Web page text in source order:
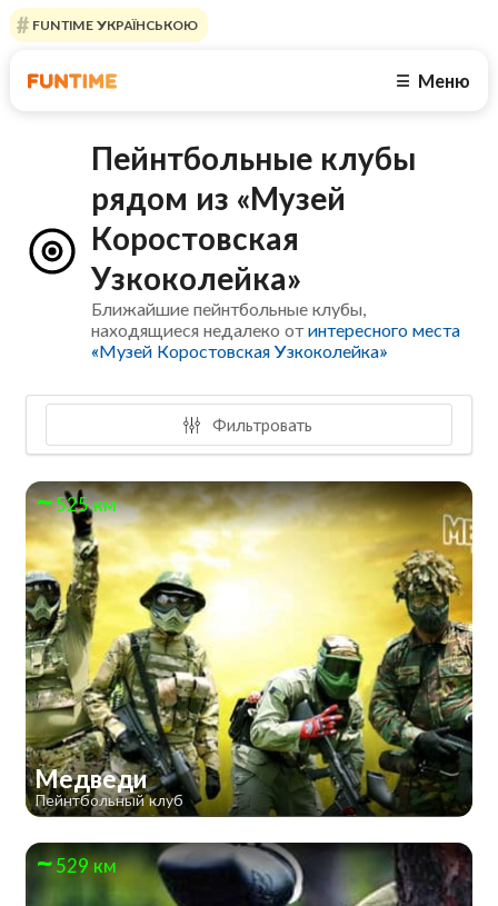
FUNTIME УКРАЇНСЬКОЮ
☰ Меню
Пейнтбольные клубы
рядом из «Музей
Коростовская
Узкоколейка»
Ближайшие пейнтбольные клубы,
находящиеся недалеко отинтересного места
«Музей Коростовская Узкоколейка»
Фильтровать
525 км
Медведи
Пейнтбольный клуб
529 км